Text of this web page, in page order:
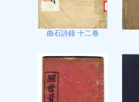
曲石詩錄 十二卷